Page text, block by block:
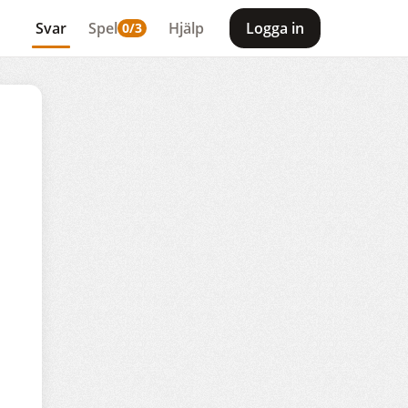
Svar Spel 0/3 Hjälp Logga in